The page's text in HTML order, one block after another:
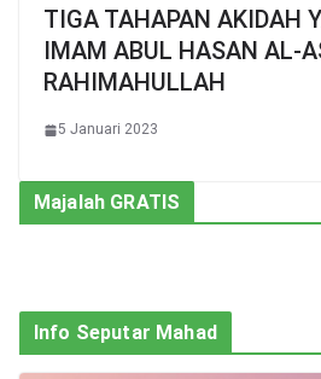
TIGA TAHAPAN AKIDAH
IMAM ABUL HASAN AL-
RAHIMAHULLAH
5 Januari 2023
Majalah GRATIS
Info Seputar Mahad